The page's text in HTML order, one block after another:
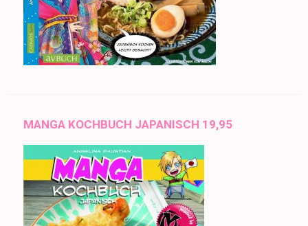
MANGA KOCHBUCH JAPANISCH 19,95